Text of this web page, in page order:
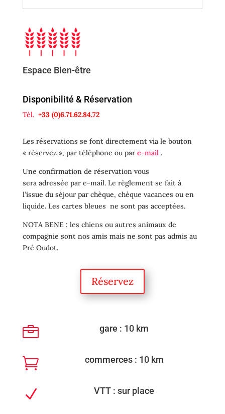
Espace Bien-être
Disponibilité & Réservation
Tél. +33 (0)6.71.62.84.72
Les réservations se font directement via le bouton
« réservez », par téléphone ou par e-mail .
Une confirmation de réservation vous
sera adressée par e-mail. Le règlement se fait à
l’issue du séjour par chèque, chèque vacances ou en
liquide. Les cartes bleues ne sont pas acceptées.
NOTA BENE : les chiens ou autres animaux de
compagnie sont nos amis mais ne sont pas admis au
Pré Oudot.
Réservez
 gare : 10 km
 commerces : 10 km
N VTT : sur place